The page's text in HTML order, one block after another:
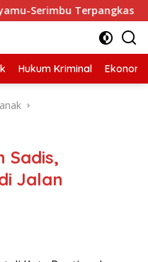
Terpangkas dari 2
Hukum Kriminal Ekonomi
Sadis,
Jalan